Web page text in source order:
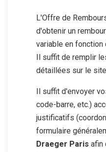
L'Offre de
d'obtenir un
variable en
Il suffit de remplir
détaillées sur le site
Il suffit d'envoyer
code-barre, etc.)
justificatifs
formulaire
Draeger Paris afin